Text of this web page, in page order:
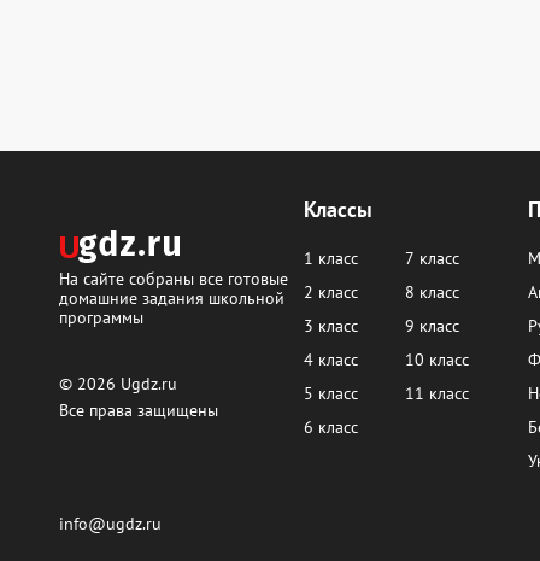
Классы
1 класс
2 класс
3 класс
4 класс
7 класс
8 класс
9 класс
программы